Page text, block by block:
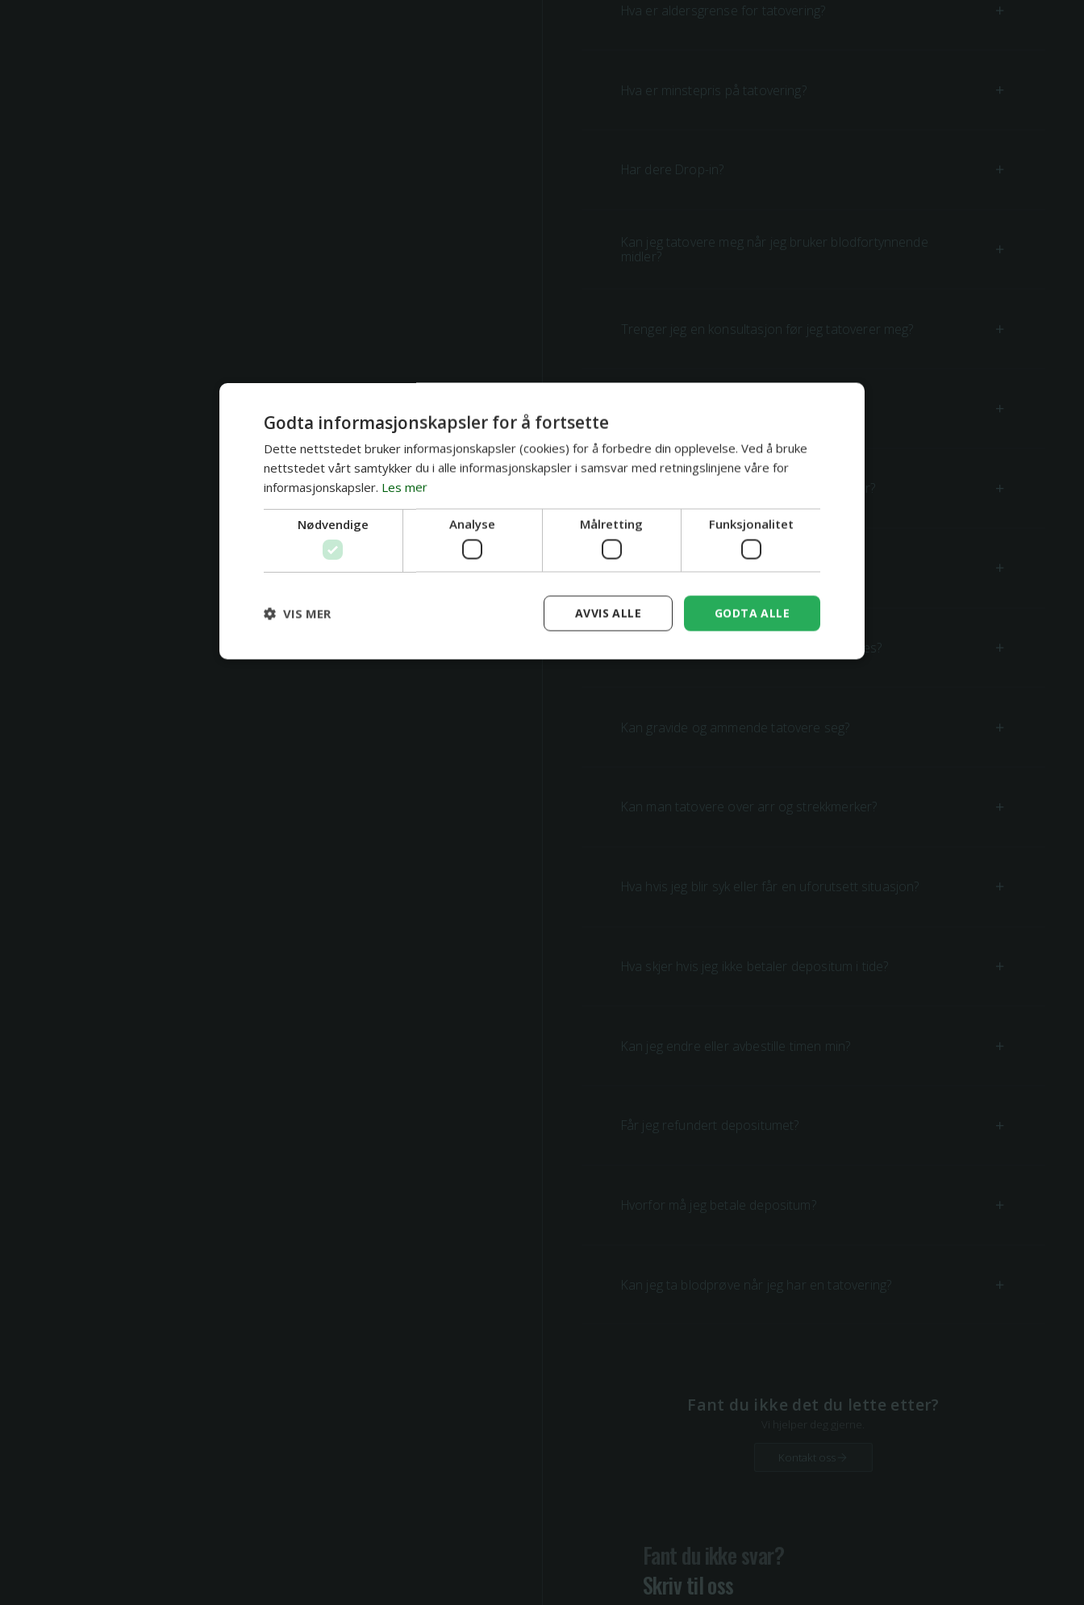
Hva er aldersgrense for tatovering?
Hva er minstepris på tatovering?
Har dere Drop-in?
Kan jeg tatovere meg når jeg bruker blodfortynnende
midler?
Trenger jeg en konsultasjon før jeg tatoverer meg?
Kan jeg ta tatovering når jeg er under 18 år?
Kan jeg tatovere meg hvis jeg har eksem?
Kan man tatovere seg når man har diabetes?
Kan gravide og ammende tatovere seg?
Kan man tatovere over arr og strekkmerker?
Hva hvis jeg blir syk eller får en uforutsett situasjon?
Hva skjer hvis jeg ikke betaler depositum i tide?
Kan jeg endre eller avbestille timen min?
Får jeg refundert depositumet?
Hvorfor må jeg betale depositum?
Kan jeg ta blodprøve når jeg har en tatovering?
Fant du ikke det du lette etter?
Kontakt oss
Fant du ikke svar?
Skriv til oss
Godta informasjonskapsler for å fortsette
Dette nettstedet bruker informasjonskapsler (cookies) for å forbedre din opplevelse. Ved å bruke
nettstedet vårt samtykker du i alle informasjonskapsler i samsvar med retningslinjene våre for
informasjonskapsler. Les mer
Nødvendige Analyse Målretting Funksjonalitet
GODTA ALLE
AVVIS ALLE
VIS MER